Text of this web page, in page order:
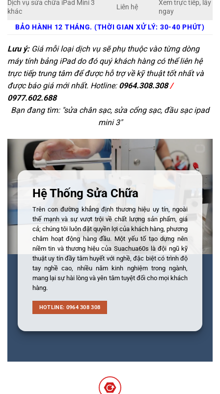
Dịch vụ sửa chữa iPad Mini 3
khác
Liên hệ
Xem trực tiếp, lấy
ngay
BẢO HÀNH 12 THÁNG. (THỜI GIAN XỬ LÝ: 30-40 PHÚT)
Lưu ý:Giá mỗi loại dịch vụ sẽ phụ thuộc vào từng dòng
máy tính bảng iPad do đó quý khách hàng có thể liên hệ
trực tiếp trung tâm để được hỗ trợ về kỹ thuật tốt nhất và
được báo giá mới nhất. Hotline: 0964.308.308/
0977.602.688
Bạn đang tìm: "sửa chân sạc, sửa cổng sạc, đầu sạc ipad
mini 3"
Hệ Thống Sửa Chữa
Trên con đường khẳng định thương hiệu uy tín, ngoài
thế mạnh và sự vượt trội về chất lượng sản phẩm, giá
cả; chúng tôi luôn đặt quyền lợi của khách hàng, phương
châm hoạt động hàng đầu. Một yếu tố tạo dựng nên
niềm tin và thương hiệu của Suachua60s là đội ngũ kỹ
thuật uy tín đầy tâm huyết với nghề, đặc biệt có trình độ
tay nghề cao, nhiều năm kinh nghiệm trong ngành,
mang lại sự hài lòng và yên tâm tuyệt đối cho mọi khách
hàng.
HOTLINE: 0964 308 308